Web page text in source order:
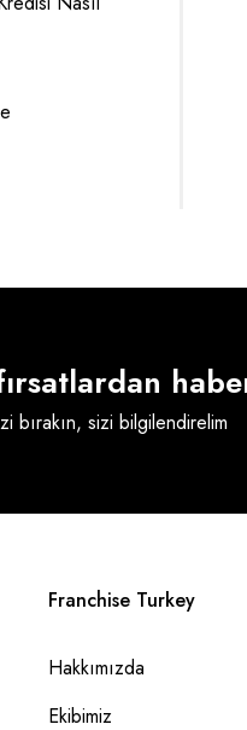
bırakın, sizi bilgilendirelim
Franchise Turkey
Hakkımızda
Ekibimiz